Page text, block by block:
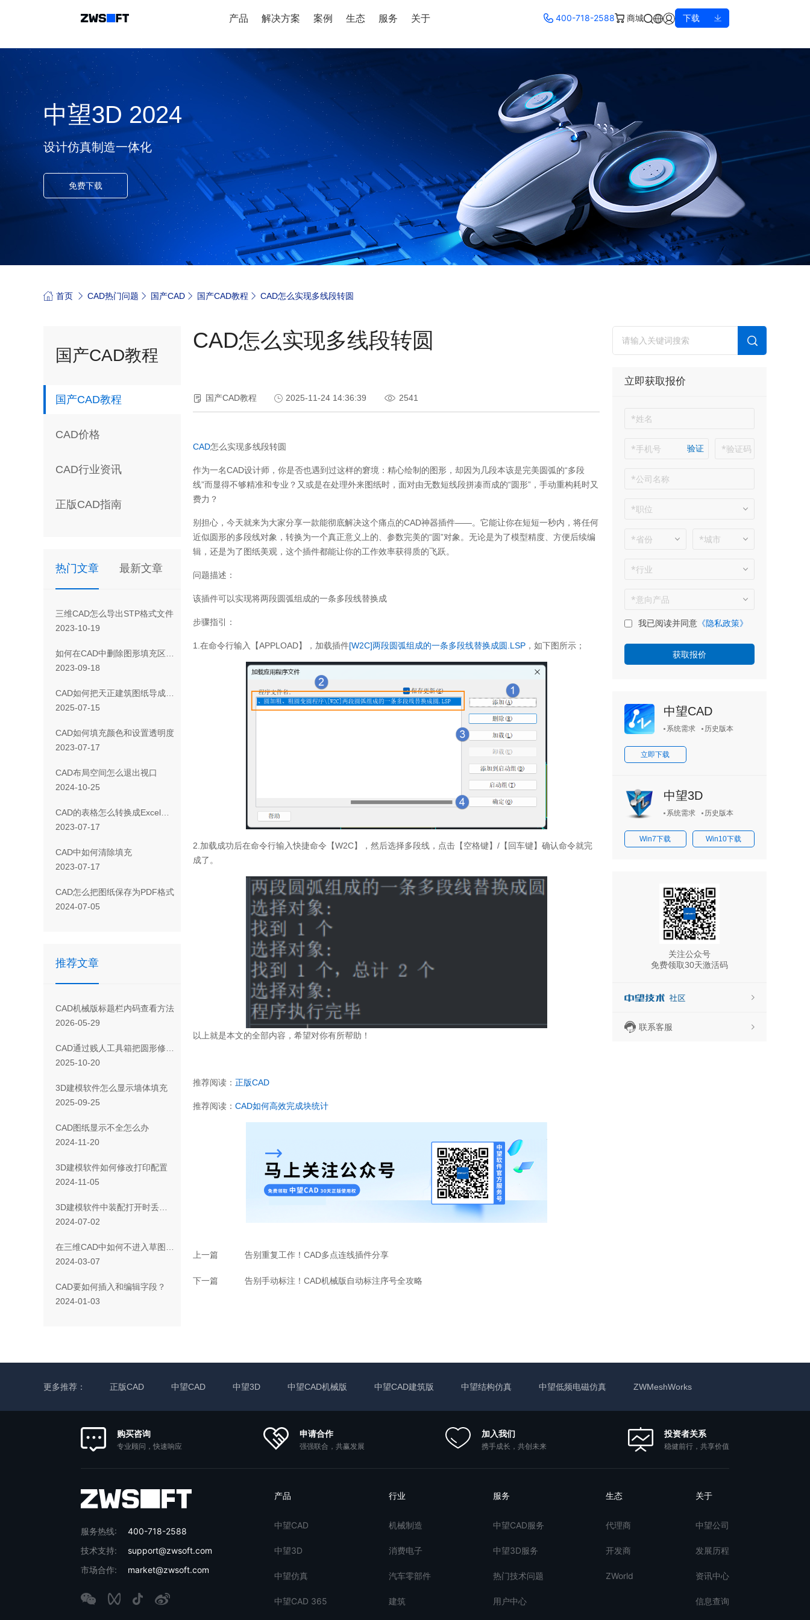
产品 解决方案 案例 生态 服务 关于 400-718-2588 商城 下载
中望3D 2024
设计仿真制造一体化
免费下载
首页 CAD热门问题 国产CAD 国产CAD教程 CAD怎么实现多线段转圆
国产CAD教程
国产CAD教程
CAD价格
CAD行业资讯
正版CAD指南
热门文章 最新文章
三维CAD怎么导出STP格式文件
2023-10-19
如何在CAD中删除图形填充区域的一部分
2023-09-18
CAD如何把天正建筑图纸导成天正T3/T8/T9格式版本
2025-07-15
CAD如何填充颜色和设置透明度
2023-07-17
CAD布局空间怎么退出视口
2024-10-25
CAD 的表格怎么转换成Excel表格
2023-07-17
CAD 中如何清除填充
2023-07-17
CAD怎么把图纸保存为PDF格式
2024-07-05
推荐文章
CAD机械版标题栏内码查看方法
2026-05-29
CAD通过贱人工具箱把圆形修改为椭圆 的方法
2025-10-20
3D建模软件怎么显示墙体填充
2025-09-25
CAD图纸显示不全怎么办
2024-11-20
3D建模软件如何修改打印配置
2024-11-05
3D建模软件中装配打开时丢失零组件关联的解决方法
2024-07-02
在三维CAD中如何不进入草图而编辑尺寸？
2024-03-07
CAD要如何插入和编辑字段？
2024-01-03
CAD怎么实现多线段转圆
国产CAD教程 2025-11-24 14:36:39 2541
CAD怎么实现多线段转圆
作为一名CAD设计师，你是否也遇到过这样的窘境：精心绘制的图形，却因为几段本该是完美圆弧的“多段
线”而显得不够精准和专业？又或是在处理外来图纸时，面对由无数短线段拼凑而成的“圆形”，手动重构耗时又
费力？
别担心，今天就来为大家分享一款能彻底解决这个痛点的CAD神器插件——。它能让你在短短一秒内，将任何
近似圆形的多段线对象，转换为一个真正意义上的、参数完美的“圆”对象。无论是为了模型精度、方便后续编
辑，还是为了图纸美观，这个插件都能让你的工作效率获得质的飞跃。
问题描述：
该插件可以实现将两段圆弧组成的一条多段线替换成
步骤指引：
1.在命令行输入【APPLOAD】，加载插件[W2C]两段圆弧组成的一条多段线替换成圆.LSP ，如下图所示；
2.加载成功后在命令行输入快捷命令【W2C】，然后选择多段线，点击【空格键】/【回车键】确认命令就完
成了。
以上就是本文的全部内容，希望对你有所帮助！
推荐阅读： 正版CAD
推荐阅读： CAD如何高效完成块统计
上一篇 告别重复工作！CAD多点连线插件分享
下一篇 告别手动标注！CAD机械版自动标注序号全攻略
立即获取报价
验证
我已阅读并同意 《隐私政策》
中望CAD
系统需求 历史版本
立即下载
中望3D
系统需求 历史版本
Win7下载 Win10下载
关注公众号
免费领取30天激活码
联系客服
更多推荐： 正版CAD 中望CAD 中望3D 中望CAD机械版 中望CAD建筑版 中望结构仿真 中望低频电磁仿真 ZWMeshWorks
欢迎来到中望官网
订阅CAD教程
购买咨询
专业顾问，快速响应
申请合作
强强联合，共赢发展
加入我们
携手成长，共创未来
投资者关系
稳健前行，共享价值
服务热线:
400-718-2588
技术支持:
support@zwsoft.com
市场合作:
market@zwsoft.com
产品
中望CAD
中望3D
中望仿真
中望CAD 365
行业
机械制造
消费电子
汽车零部件
建筑
服务
中望CAD服务
中望3D服务
热门技术问题
用户中心
生态
代理商
开发商
ZWorld
关于
中望公司
发展历程
资讯中心
信息查询